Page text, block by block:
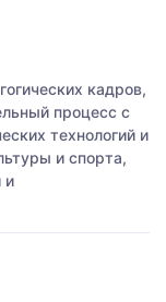
кадров,
процесс с
технологий и
и спорта,
и